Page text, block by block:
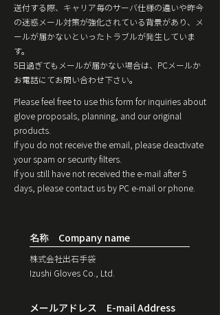
送付する際、キャリア毎のサーバ仕様の違いや昨今
の迷惑メール対策が強化されている背景があり、メ
ールが届かないといったトラブルが発生していま
す。
5日過ぎてもメールが届かない場合は、PCメールか
お電話にてお問い合わせ下さい。
Please feel free to use this form for inquiries about
glove proposals, planning, and our original
products.
If you do not receive the email, please deactivate
your spam or security filters.
If you still have not received the e-mail after 5
days, please contact us by PC e-mail or phone.
名称 Company name
株式会社出石手袋
Izushi Gloves Co., Ltd.
メールアドレス E-mail Address